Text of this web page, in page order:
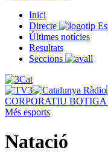
Inici
Directe
Últimes notícies
Resultats
Seccions
CORPORATIU BOTIGA
Més esports
Natació